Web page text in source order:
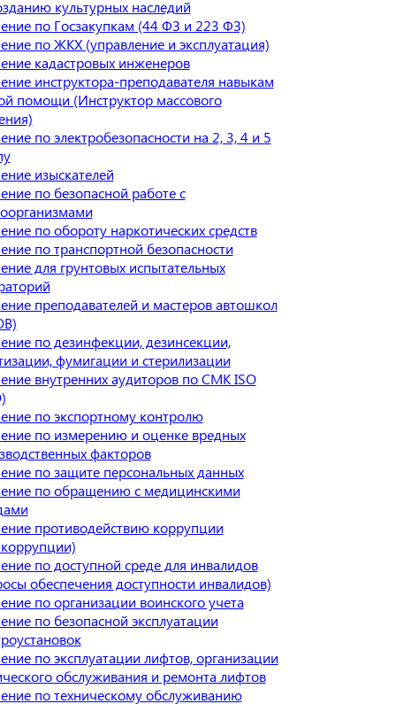
культурных наследий
по Госзакупкам (44 ФЗ и 223 ФЗ)
по ЖКХ (управление и эксплуатация)
кадастровых инженеров
инструктора-преподавателя навыкам
помощи (Инструктор массового
по электробезопасности на 2, 3, 4 и 5
изыскателей
по безопасной работе с
по обороту наркотических средств
по транспортной безопасности
для грунтовых испытательных
преподавателей и мастеров автошкол
по дезинфекции, дезинсекции,
фумигации и стерилизации
внутренних аудиторов по СМК ISO
по экспортному контролю
по измерению и оценке вредных
факторов
по защите персональных данных
по обращению с медицинскими
противодействию коррупции
по доступной среде для инвалидов
обеспечения доступности инвалидов)
по организации воинского учета
по безопасной эксплуатации
по эксплуатации лифтов, организации
обслуживания и ремонта лифтов
по техническому обслуживанию